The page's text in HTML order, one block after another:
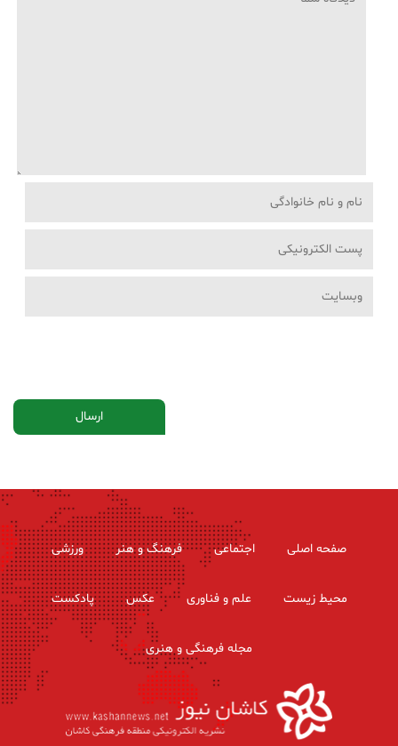
صفحه اصلی اجتماعی فرهنگ و هنر ورزشی
محیط زیست علم و فناوری عکس پادکست
مجله فرهنگی و هنری